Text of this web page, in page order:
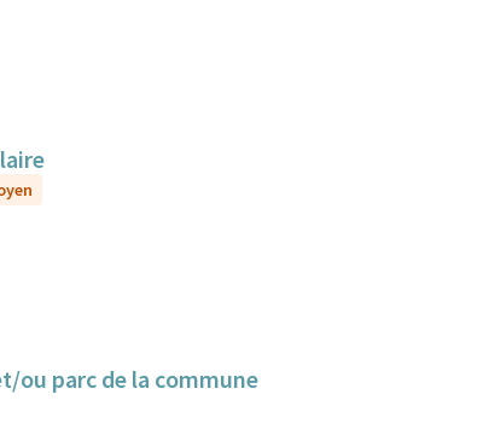
ou parc de la commune